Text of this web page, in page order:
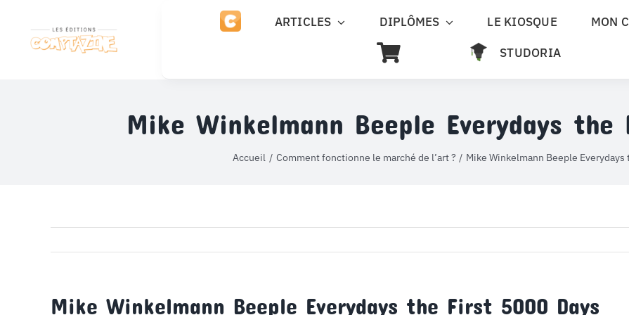
contenu
ARTICLES DIPLÔMES LE KIOSQUE
MON
STUDORIA
Mike Winkelmann Beeple Everydays
Accueil Comment fonctionne le marché de l’art ? Mike Winkelmann Beeple Everydays
Mike Winkelmann Beeple Everydays the First 5000 Days